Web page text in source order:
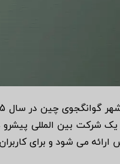
می شود و برای